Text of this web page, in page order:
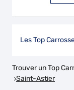
Les Top
Trouver un Top
Saint-Astier